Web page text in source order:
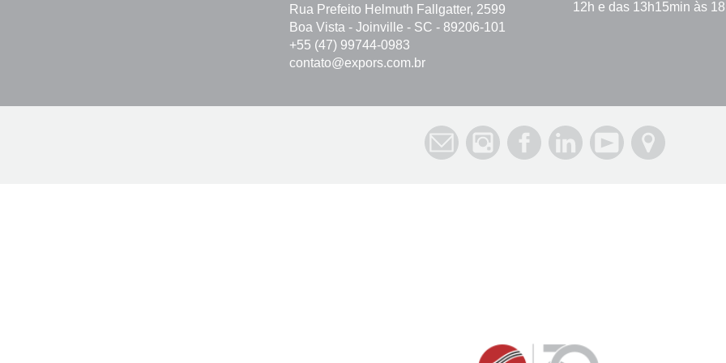
Rua Prefeito Helmuth Fallgatter, 2599
Boa Vista - Joinville - SC - 89206-101
+55 (47) 99744-0983
contato@expors.com.br
12h e das 13h15min às